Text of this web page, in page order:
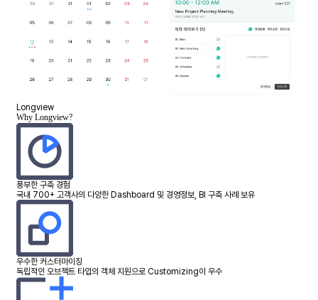
Longview
Why Longview?
풍부한 구축 경험
국내 700+ 고객사의 다양한 Dashboard 및 경영정보, BI 구축 사례 보유
우수한 커스터마이징
독립적인 오브젝트 타입의 객체 지원으로 Customizing이 우수